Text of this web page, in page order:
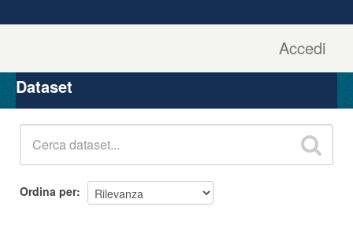
Accedi
Organizzazioni
Gruppi
Dataset
Ordina per